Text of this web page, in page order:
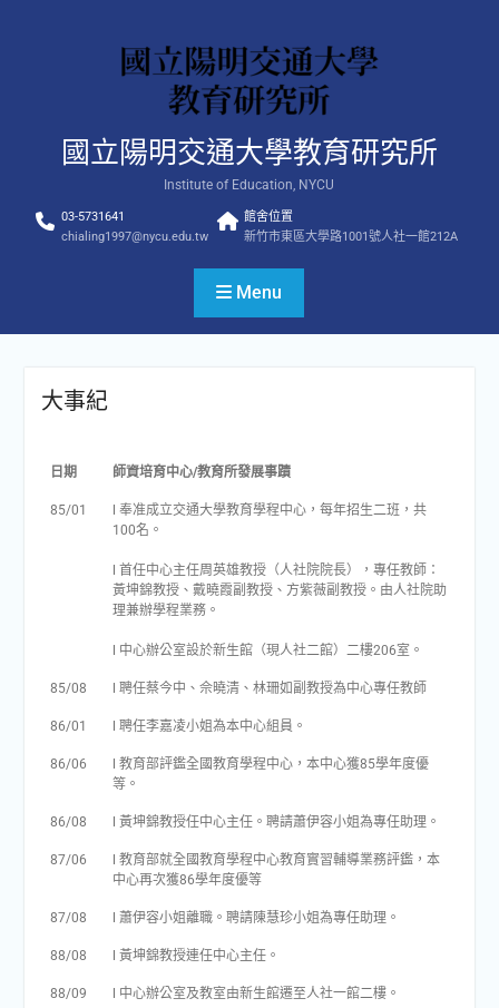
國立陽明交通大學教育研究所
Institute of Education, NYCU
03-5731641
chialing1997@nycu.edu.tw
館舍位置
新竹市東區大學路1001號人社一館212A
Menu
大事紀
日期 師資培育中心/教育所發展事蹟
85/01
l 奉准成立交通大學教育學程中心，每年招生二班，共
100名。
l 首任中心主任周英雄教授（人社院院長），專任教師：
黃坤錦教授、戴曉霞副教授、方紫薇副教授。由人社院助
理兼辦學程業務。
l 中心辦公室設於新生館（現人社二館）二樓206室。
85/08 l 聘任蔡今中、佘曉清、林珊如副教授為中心專任教師
86/01 l 聘任李嘉凌小姐為本中心組員。
86/06
l 教育部評鑑全國教育學程中心，本中心獲85學年度優
等。
86/08 l 黃坤錦教授任中心主任。聘請蕭伊容小姐為專任助理。
87/06
l 教育部就全國教育學程中心教育實習輔導業務評鑑，本
中心再次獲86學年度優等
87/08 l 蕭伊容小姐離職。聘請陳慧珍小姐為專任助理。
88/08 l 黃坤錦教授連任中心主任。
88/09 l 中心辦公室及教室由新生館遷至人社一館二樓。